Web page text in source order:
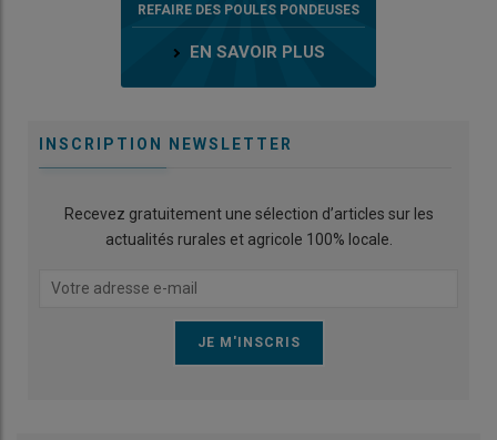
REFAIRE DES POULES PONDEUSES
EN SAVOIR PLUS
INSCRIPTION NEWSLETTER
Recevez gratuitement une sélection d’articles sur les
actualités rurales et agricole 100% locale.